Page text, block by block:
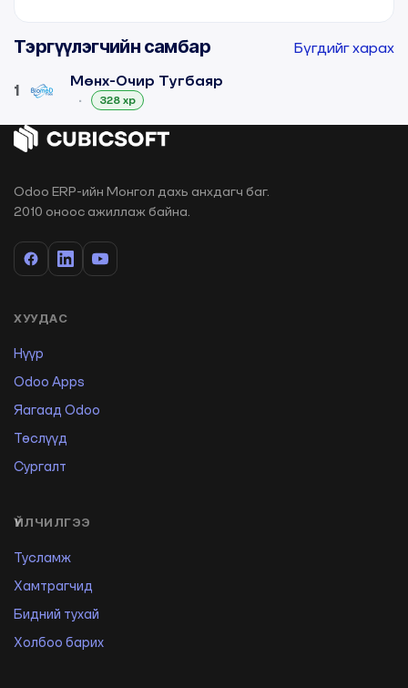
Бүгдийг харах
Тэргүүлэгчийн самбар
1
Мөнх-Очир Тугбаяр
•
328 xp
Odoo ERP-ийн Монгол дахь анхдагч баг.
2010 оноос ажиллаж байна.
ХУУДАС
Нүүр
Odoo Apps
Яагаад Odoo
Төслүүд
Сургалт
ҮЙЛЧИЛГЭЭ
Тусламж
Хамтрагчид
Бидний тухай
Холбоо барих